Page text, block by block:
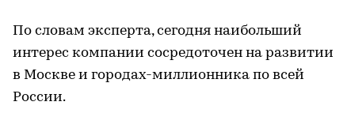
По словам эксперта, сегодня наибольший
интерес компании сосредоточен на развитии
в Москве и городах-миллионника по всей
России.